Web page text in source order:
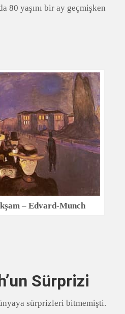
80 yaşını bir ay geçmişken
– Edvard-Munch
Sürprizi
sürprizleri bitmemişti.